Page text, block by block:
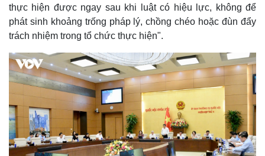
thực hiện được ngay sau khi luật có hiệu lực, không để
phát sinh khoảng trống pháp lý, chồng chéo hoặc đùn đẩy
trách nhiệm trong tổ chức thực hiện".